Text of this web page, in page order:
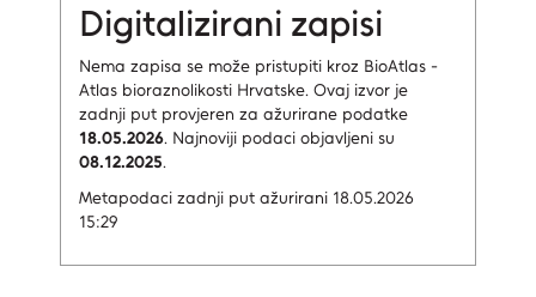
Digitalizirani zapisi
Nema zapisa se može pristupiti kroz BioAtlas -
Atlas bioraznolikosti Hrvatske. Ovaj izvor je
zadnji put provjeren za ažurirane podatke
18.05.2026. Najnoviji podaci objavljeni su
08.12.2025.
Metapodaci zadnji put ažurirani 18.05.2026
15:29